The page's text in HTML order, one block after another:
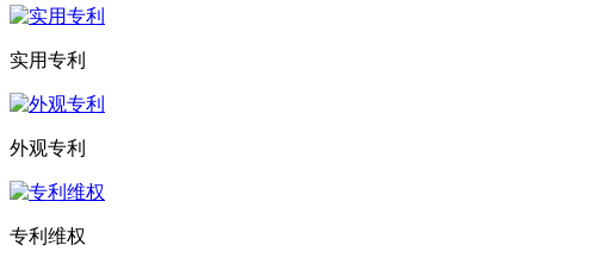
实用专利
外观专利
专利维权